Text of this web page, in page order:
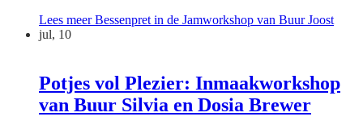
Lees meerBessenpret in de Jamworkshop van Buur Joost
jul, 10
Potjes vol Plezier: Inmaakworkshop
van Buur Silvia en Dosia Brewer